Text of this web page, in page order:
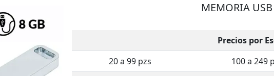
MEMORIA
Precios por
20 a 99 pzs
100 a 249